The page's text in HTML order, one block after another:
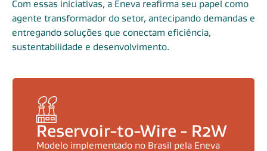
Com essas iniciativas, a Eneva reafirma seu papel como
agente transformador do setor, antecipando demandas e
entregando soluções que conectam eficiência,
sustentabilidade e desenvolvimento.
Reservoir-to-Wire - R2W
Modelo implementado no Brasil pela Eneva